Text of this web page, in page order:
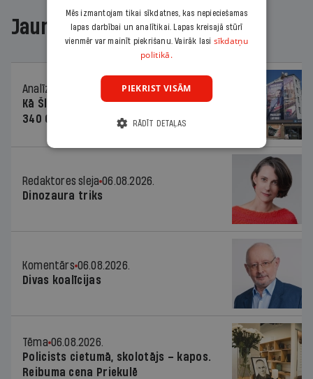
Jaunākajā žurnālā
Analīze
Kā Šlesera partija palika nesodīta par
340 000 vērtu reklāmas kampaņu
Redaktores sleja 06.08.2026.
Dinozaura triks
Komentārs 06.08.2026.
Divas koalīcijas
Tēma 06.08.2026.
Policists cietumā, skolotājs – kapos.
Reibuma cena Priekulē
Mēs izmantojam tikai sīkdatnes, kas nepieciešamas
lapas darbībai un analītikai. Lapas kreisajā stūrī
vienmēr var mainīt piekrišanu. Vairāk lasi sīkdatņu
politikā.
PIEKRIST VISĀM
RĀDĪT DETAĻAS